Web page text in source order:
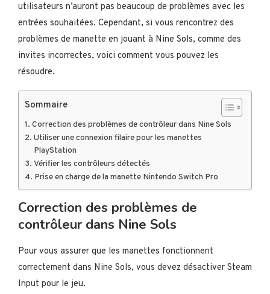
utilisateurs n’auront pas beaucoup de problèmes avec les
entrées souhaitées. Cependant, si vous rencontrez des
problèmes de manette en jouant à Nine Sols, comme des
invites incorrectes, voici comment vous pouvez les
résoudre.
Sommaire
Correction des problèmes de contrôleur dans Nine Sols
Utiliser une connexion filaire pour les manettes
PlayStation
Vérifier les contrôleurs détectés
Prise en charge de la manette Nintendo Switch Pro
Correction des problèmes de
contrôleur dans Nine Sols
Pour vous assurer que les manettes fonctionnent
correctement dans Nine Sols, vous devez désactiver Steam
Input pour le jeu.